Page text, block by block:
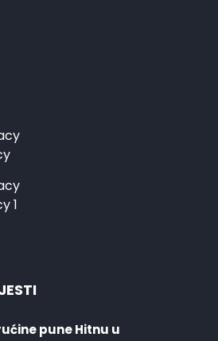
1
pune Hitnu u